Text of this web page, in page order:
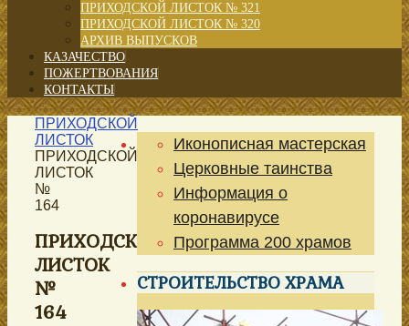
ПРИХОДСКОЙ ЛИСТОК № 321
ПРИХОДСКОЙ ЛИСТОК № 320
АРХИВ ВЫПУСКОВ
КАЗАЧЕСТВО
ПОЖЕРТВОВАНИЯ
КОНТАКТЫ
ПРИХОДСКОЙ
ЛИСТОК
ПРИХОДСКОЙ
ЛИСТОК
№
164
ПРИХОДСКОЙ
ЛИСТОК
№
164
Иконописная мастерская
Церковные таинства
Информация о
коронавирусе
Программа 200 храмов
СТРОИТЕЛЬСТВО ХРАМА